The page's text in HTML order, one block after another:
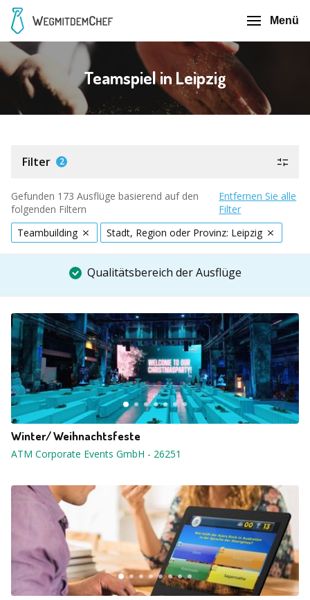
Menü
Teamspiel in Leipzig
Filter 2
Gefunden 173 Ausflüge basierend auf den
folgenden Filtern
Entfernen Sie alle
Filter
Teambuilding
Stadt, Region oder Provinz: Leipzig
Qualitätsbereich der Ausflüge
Winter/ Weihnachtsfeste
ATM Corporate Events GmbH - 26251